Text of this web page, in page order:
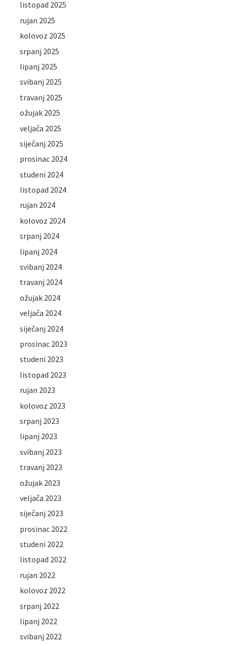
listopad 2025
rujan 2025
kolovoz 2025
srpanj 2025
lipanj 2025
svibanj 2025
travanj 2025
ožujak 2025
veljača 2025
siječanj 2025
prosinac 2024
studeni 2024
listopad 2024
rujan 2024
kolovoz 2024
srpanj 2024
lipanj 2024
svibanj 2024
travanj 2024
ožujak 2024
veljača 2024
siječanj 2024
prosinac 2023
studeni 2023
listopad 2023
rujan 2023
kolovoz 2023
srpanj 2023
lipanj 2023
svibanj 2023
travanj 2023
ožujak 2023
veljača 2023
siječanj 2023
prosinac 2022
studeni 2022
listopad 2022
rujan 2022
kolovoz 2022
srpanj 2022
lipanj 2022
svibanj 2022